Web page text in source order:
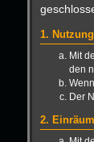
1.
Mit
den
Der
2.